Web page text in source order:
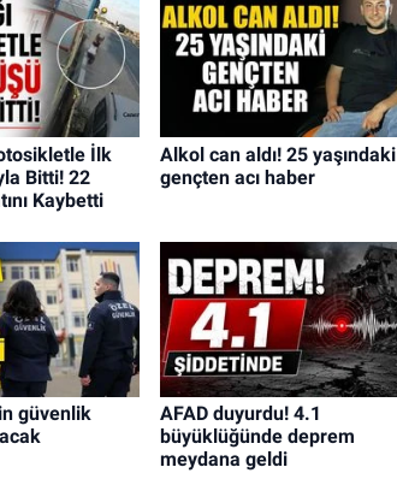
İlk
Bitti! 22
Kaybetti
Alkol can aldı! 25 yaşındaki
gençten acı haber
güvenlik
AFAD duyurdu! 4.1
büyüklüğünde deprem
meydana geldi